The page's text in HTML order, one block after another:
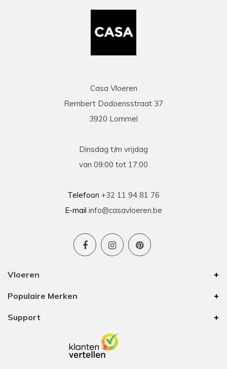
Casa Vloeren
Rembert Dodoensstraat 37
3920 Lommel
Dinsdag t/m vrijdag
van 09:00 tot 17:00
Telefoon +32 11 94 81 76
E-mail info@casavloeren.be
Vloeren
Populaire Merken
Support